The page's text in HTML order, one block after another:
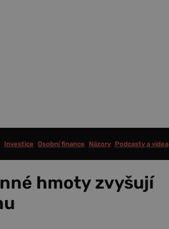
Investice Osobní finance Názory Podcasty a videa
hmoty zvyšují